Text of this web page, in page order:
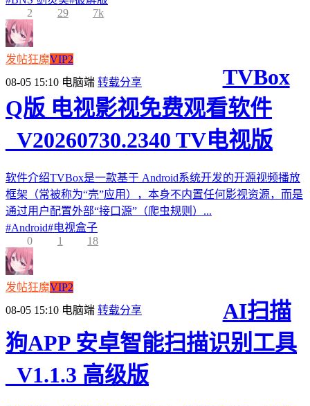
2
29 7k
发帖狂魔VIP2
08-05 15:10 电脑端 转载分享
TVBox
Q版 电视影视免费观看软件
_V20260730.2340 TV电视版
软件介绍TVBox是一款基于 Android系统开发的开源视频播放
框架（常被称为“壳”应用），本身不内置任何影视资源，而是
通过用户配置外部“接口源”（爬虫规则）...
#Android#电视盒子
0
1 18
发帖狂魔VIP2
08-05 15:10 电脑端 转载分享
AI扫描
狗APP 安卓智能扫描识别工具
_V1.1.3 高级版